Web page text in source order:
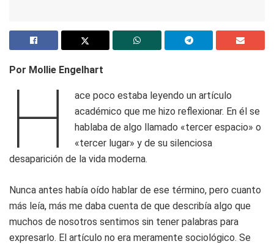
Por Mollie Engelhart
H
ace poco estaba leyendo un artículo
académico que me hizo reflexionar. En él se
hablaba de algo llamado «tercer espacio» o
«tercer lugar» y de su silenciosa
desaparición de la vida moderna.
Nunca antes había oído hablar de ese término, pero cuanto
más leía, más me daba cuenta de que describía algo que
muchos de nosotros sentimos sin tener palabras para
expresarlo. El artículo no era meramente sociológico. Se